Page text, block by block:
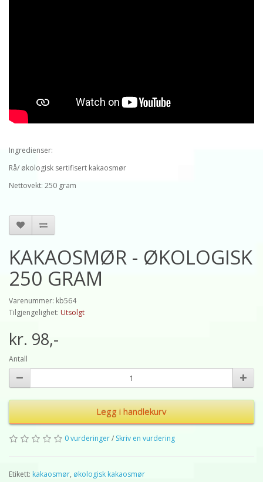
Ingredienser:
Rå/ økologisk sertifisert kakaosmør
Nettovekt: 250 gram
KAKAOSMØR - ØKOLOGISK
250 GRAM
Varenummer: kb564
Tilgjengelighet: Utsolgt
kr. 98,-
Antall
Legg i handlekurv
0 vurderinger/ Skriv en vurdering
Etikett: kakaosmør, økologisk kakaosmør